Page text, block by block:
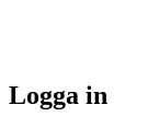
Logga in